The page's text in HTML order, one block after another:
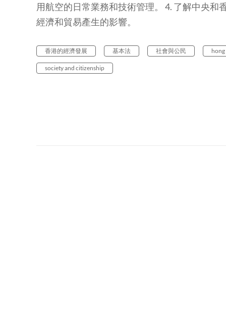
用航空的日常業務和技術管理。 4. 了解中央
經濟和貿易產生的影響。
香港的經濟發展 基本法 社會與公民
society and citizenship